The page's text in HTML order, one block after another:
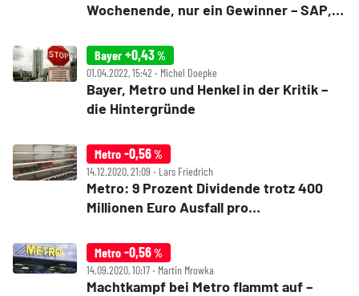
Wochenende, nur ein Gewinner – SAP,
Bayer +0,43%
01.04.2022, 15:42 ‧ Michel Doepke
Bayer, Metro und Henkel in der Kritik –
die Hintergründe
Metro -0,56%
14.12.2020, 21:09 ‧ Lars Friedrich
Metro: 9 Prozent Dividende trotz 400
Millionen Euro Ausfall pro
Metro -0,56%
14.09.2020, 10:17 ‧ Martin Mrowka
Machtkampf bei Metro flammt auf –